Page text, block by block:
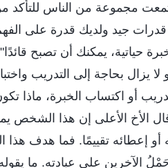
مجموعة من الناس
جيد ولديك قدرة على
خبرة حياتية، يمكنك أن تصبح
بحاجة إلى التدريب
أو اكتساب الخبرة، ماذا
الأخ الأعلى إن هذا الشخص
إعطائه تقييمًا. فما هدف هذا
الآخرين على عبادته. ما يقوله